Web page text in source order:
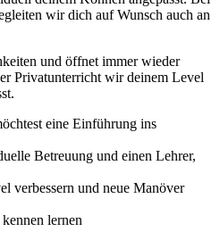
wir dich auf Wunsch auch an
und öffnet immer wieder
Privatunterricht wir deinem Level
eine Einführung ins
Betreuung und einen Lehrer,
verbessern und neue Manöver
lernen